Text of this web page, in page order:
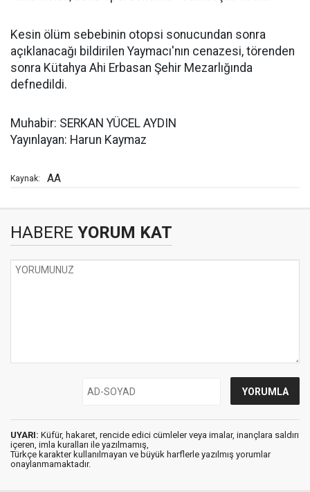
Kesin ölüm sebebinin otopsi sonucundan sonra
açıklanacağı bildirilen Yaymacı'nın cenazesi, törenden
sonra Kütahya Ahi Erbasan Şehir Mezarlığında
defnedildi.
Muhabir: SERKAN YÜCEL AYDIN
Yayınlayan: Harun Kaymaz
Kaynak: AA
HABERE YORUM KAT
UYARI: Küfür, hakaret, rencide edici cümleler veya imalar, inançlara saldırı
içeren, imla kuralları ile yazılmamış,
Türkçe karakter kullanılmayan ve büyük harflerle yazılmış yorumlar
onaylanmamaktadır.